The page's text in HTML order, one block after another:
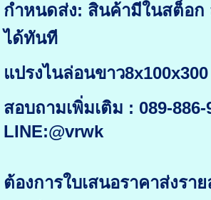
กำหนดส่ง: สินค้ามีในสต็อก
ได้ทันที
แปรงไนล่อนขาว
สอบถามเพิ่มเติม : 089-886-
LINE:@vrwk
ต้องการใบเสนอราคาส่งรา